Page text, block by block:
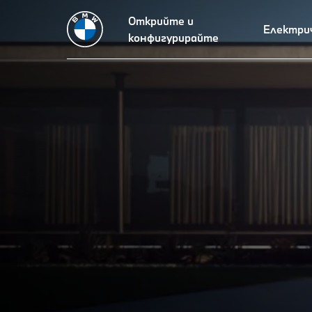
Открийте и
конфигурирайте
НОВОТО BMW i3